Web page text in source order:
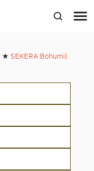
menu
★ SEKERA Bohumil